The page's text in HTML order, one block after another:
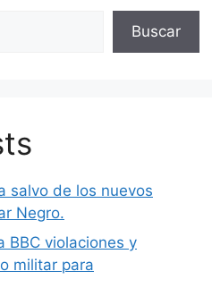
Buscar
salvo de los nuevos
Negro.
BBC violaciones y
militar para